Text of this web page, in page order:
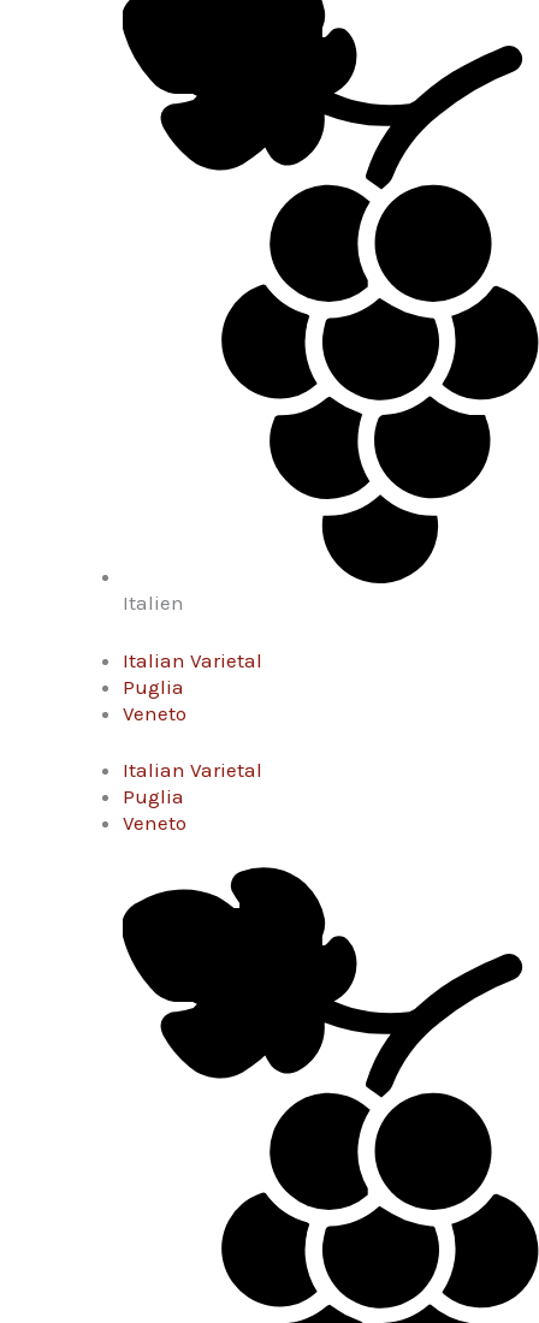
Italien
Italian Varietal
Puglia
Veneto
Italian Varietal
Puglia
Veneto